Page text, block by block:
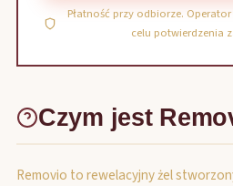
Płatność przy odbiorze.
celu potwierdzenia
Czym jest
Removio to rewelacyjny żel